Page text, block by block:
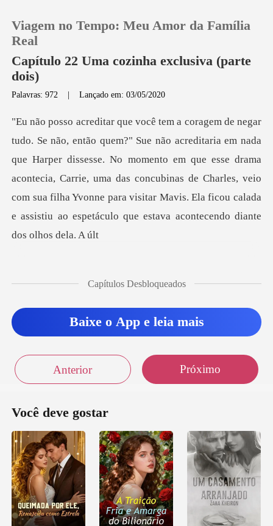
Loja
Histórico
Sair
Baixar App
Viagem no Tempo: Meu Amor da Família
Real
Capítulo 22 Uma cozinha exclusiva (parte
dois)
Palavras: 972 |Lançado em: 03/05/2020
arper dissesse. No momento em que esse drama
acontecia, Carrie, uma das concubinas de Charles, veio
com sua filha Yv
Capítulos Desbloqueados
Baixe o App e leia mais
Anterior Próximo
Você deve gostar